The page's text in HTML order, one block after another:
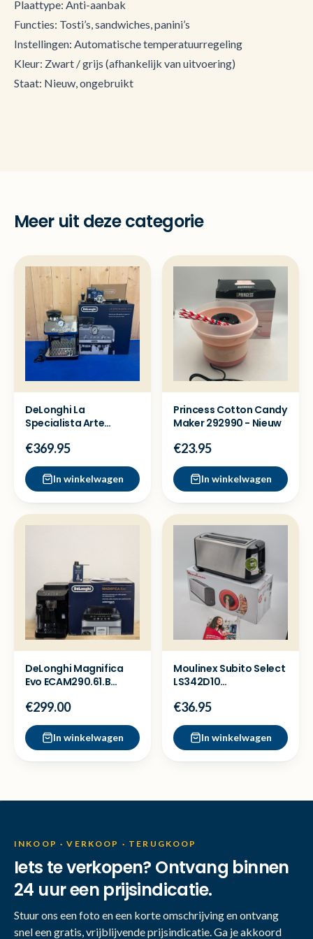
Plaattype: Anti-aanbak
Functies: Tosti’s, sandwiches, panini’s
Instellingen: Automatische temperatuurregeling
Kleur: Zwart / grijs (afhankelijk van uitvoering)
Staat: Nieuw, ongebruikt
Meer uit deze categorie
DeLonghi La
Specialista Arte
koffiemachine -Nieuw
€369.95
In winkelwagen
Princess Cotton Candy
Maker 292990 - Nieuw
€23.95
In winkelwagen
DeLonghi Magnifica
Evo ECAM290.61.B
Showmodel
€299.00
In winkelwagen
Moulinex Subito Select
LS342D10
Demo
€36.95
In winkelwagen
INKOOP · VERKOOP · TERUGKOOP
Iets te verkopen? Ontvang binnen
24 uur een prijsindicatie.
Stuur ons een foto en een korte omschrijving en ontvang
snel een gratis, vrijblijvende prijsindicatie. Ga je akkoord